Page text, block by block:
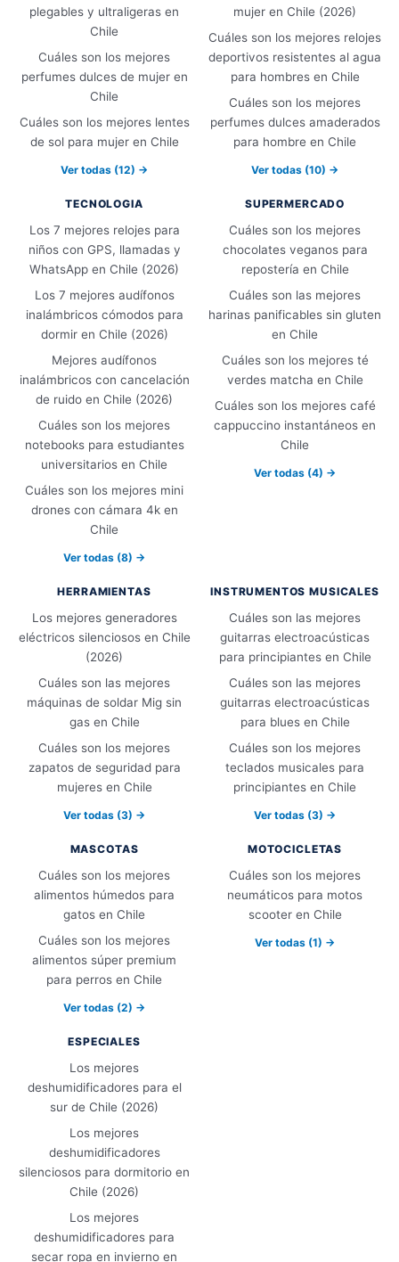
plegables y ultraligeras en
Chile
Cuáles son los mejores
perfumes dulces de mujer en
Chile
Cuáles son los mejores lentes
de sol para mujer en Chile
Ver todas (12) →
mujer en Chile (2026)
Cuáles son los mejores relojes
deportivos resistentes al agua
para hombres en Chile
Cuáles son los mejores
perfumes dulces amaderados
para hombre en Chile
Ver todas (10) →
TECNOLOGIA
Los 7 mejores relojes para
niños con GPS, llamadas y
WhatsApp en Chile (2026)
Los 7 mejores audífonos
inalámbricos cómodos para
dormir en Chile (2026)
Mejores audífonos
inalámbricos con cancelación
de ruido en Chile (2026)
Cuáles son los mejores
notebooks para estudiantes
universitarios en Chile
Cuáles son los mejores mini
drones con cámara 4k en
Chile
Ver todas (8) →
SUPERMERCADO
Cuáles son los mejores
chocolates veganos para
repostería en Chile
Cuáles son las mejores
harinas panificables sin gluten
en Chile
Cuáles son los mejores té
verdes matcha en Chile
Cuáles son los mejores café
cappuccino instantáneos en
Chile
Ver todas (4) →
HERRAMIENTAS
Los mejores generadores
eléctricos silenciosos en Chile
(2026)
Cuáles son las mejores
máquinas de soldar Mig sin
gas en Chile
Cuáles son los mejores
zapatos de seguridad para
mujeres en Chile
Ver todas (3) →
INSTRUMENTOS MUSICALES
Cuáles son las mejores
guitarras electroacústicas
para principiantes en Chile
Cuáles son las mejores
guitarras electroacústicas
para blues en Chile
Cuáles son los mejores
teclados musicales para
principiantes en Chile
Ver todas (3) →
MASCOTAS
Cuáles son los mejores
alimentos húmedos para
gatos en Chile
Cuáles son los mejores
alimentos súper premium
para perros en Chile
Ver todas (2) →
MOTOCICLETAS
Cuáles son los mejores
neumáticos para motos
scooter en Chile
Ver todas (1) →
ESPECIALES
Los mejores
deshumidificadores para el
sur de Chile (2026)
Los mejores
deshumidificadores
silenciosos para dormitorio en
Chile (2026)
Los mejores
deshumidificadores para
secar ropa en invierno en